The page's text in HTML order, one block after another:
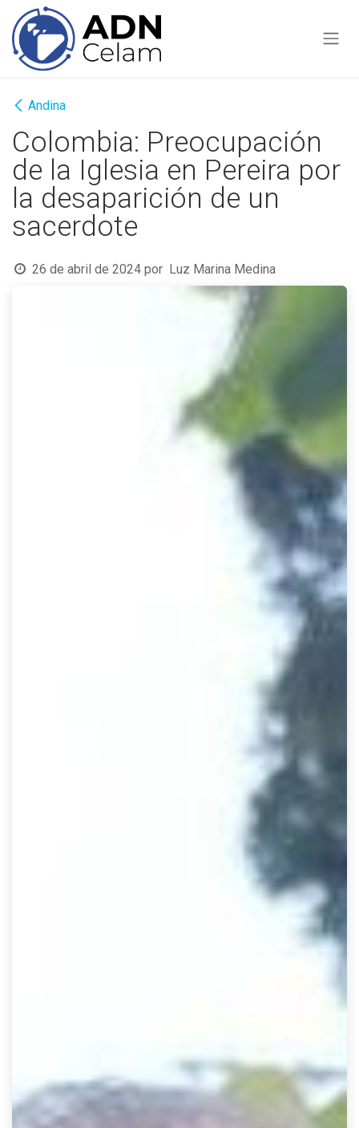
Ir al contenido
Andina
Colombia: Preocupación
de la Iglesia en Pereira por
la desaparición de un
sacerdote
26 de abril de 2024 por Luz Marina Medina